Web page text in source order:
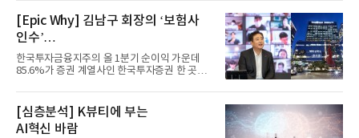
[Epic Why] 김남구 회장의 ‘보험사
인수’
발걸음이 신중해진 배경은?
한국투자금융지주의 올 1분기 순이익 가운데
85.6%가 증권 계열사인 한국투자증권 한 곳에
[심층분석] K뷰티에 부는
AI혁신 바람